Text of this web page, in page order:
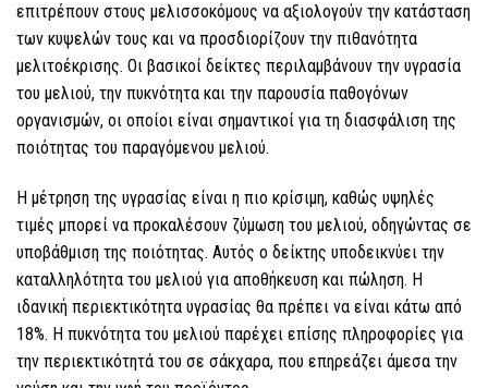
επιτρέπουν στους μελισσοκόμους να αξιολογούν την κατάσταση
των κυψελών τους και να προσδιορίζουν την πιθανότητα
μελιτοέκρισης. Οι βασικοί δείκτες περιλαμβάνουν την υγρασία
του μελιού, την πυκνότητα και την παρουσία παθογόνων
οργανισμών, οι οποίοι είναι σημαντικοί για τη διασφάλιση της
ποιότητας του παραγόμενου μελιού.
Η μέτρηση της υγρασίας είναι η πιο κρίσιμη, καθώς υψηλές
τιμές μπορεί να προκαλέσουν ζύμωση του μελιού, οδηγώντας σε
υποβάθμιση της ποιότητας. Αυτός ο δείκτης υποδεικνύει την
καταλληλότητα του μελιού για αποθήκευση και πώληση. Η
ιδανική περιεκτικότητα υγρασίας θα πρέπει να είναι κάτω από
18%. Η πυκνότητα του μελιού παρέχει επίσης πληροφορίες για
την περιεκτικότητά του σε σάκχαρα, που επηρεάζει άμεσα την